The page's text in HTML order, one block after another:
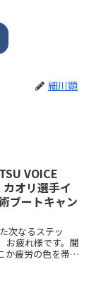
細川顕
VOICE
オリ選手イ
ブートキャン
次なるステッ
お疲れ様です。聞
か疲労の色を帯び